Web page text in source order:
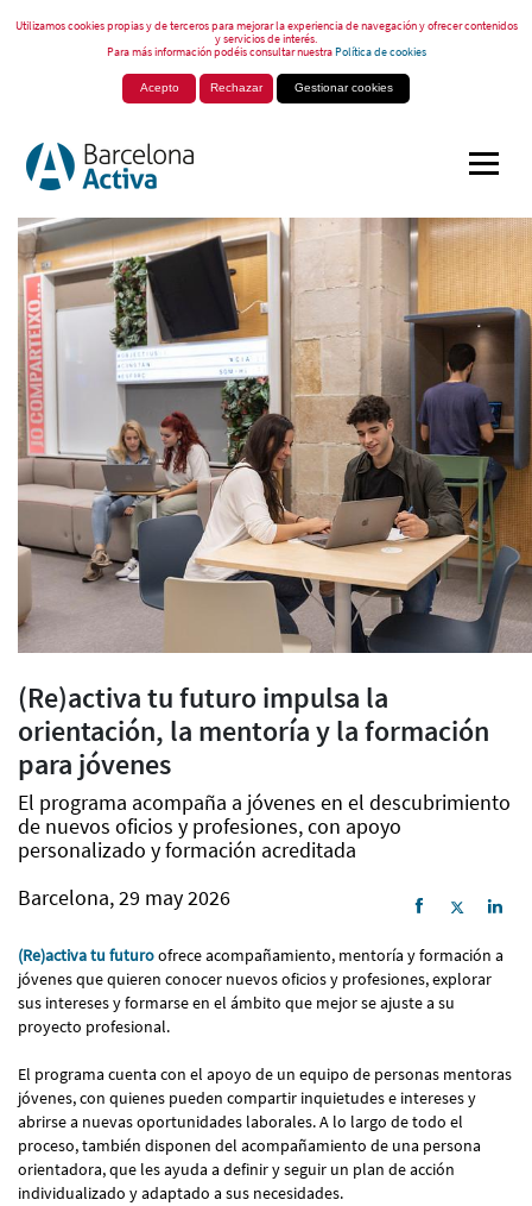
Utilizamos cookies propias y de terceros para mejorar la experiencia de navegación y ofrecer contenidos
y servicios de interés.
Para más información podéis consultar nuestraPolítica de cookies
Acepto Rechazar Gestionar cookies
(Re)activa tu futuro impulsa la
orientación, la mentoría y la formación
para jóvenes
El programa acompaña a jóvenes en el descubrimiento
de nuevos oficios y profesiones, con apoyo
personalizado y formación acreditada
Barcelona, 29 may 2026
(Re)activa tu futuroofrece acompañamiento, mentoría y formación a
jóvenes que quieren conocer nuevos oficios y profesiones, explorar
sus intereses y formarse en el ámbito que mejor se ajuste a su
proyecto profesional.
El programa cuenta con el apoyo de un equipo de personas mentoras
jóvenes, con quienes pueden compartir inquietudes e intereses y
abrirse a nuevas oportunidades laborales. A lo largo de todo el
proceso, también disponen del acompañamiento de una persona
orientadora, que les ayuda a definir y seguir un plan de acción
individualizado y adaptado a sus necesidades.